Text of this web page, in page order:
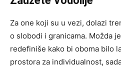
Za one koji su u vezi, dolazi
o slobodi i granicama. Možda
redefiniše kako bi oboma bilo
prostora za individualnost,